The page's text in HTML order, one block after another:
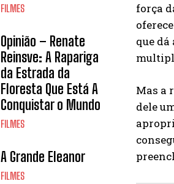
FILMES
Opinião – Renate
Reinsve: A Rapariga
da Estrada da
Floresta Que Está A
Conquistar o Mundo
FILMES
A Grande Eleanor
FILMES
força
que dá
Mas a
dele